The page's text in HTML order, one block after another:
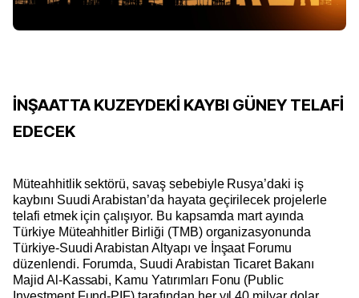
İNŞAATTA KUZEYDEKİ KAYBI GÜNEY TELAFİ
EDECEK
Müteahhitlik sektörü, savaş sebebiyle Rusya’daki iş
kaybını Suudi Arabistan’da hayata geçirilecek projelerle
telafi etmek için çalışıyor. Bu kapsamda mart ayında
Türkiye Müteahhitler Birliği (TMB) organizasyonunda
Türkiye-Suudi Arabistan Altyapı ve İnşaat Forumu
düzenlendi. Forumda, Suudi Arabistan Ticaret Bakanı
Majid Al-Kassabi, Kamu Yatırımları Fonu (Public